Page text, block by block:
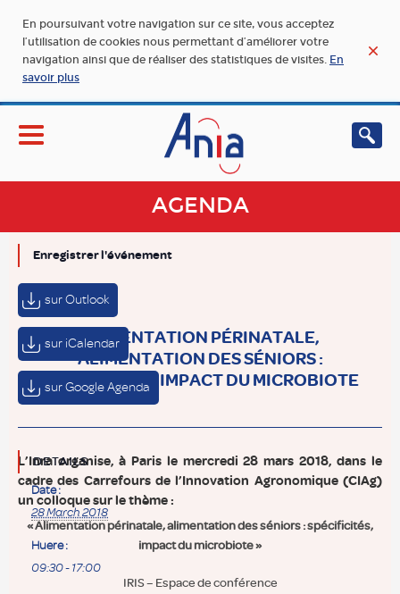
En poursuivant votre navigation sur ce site, vous acceptez
l’utilisation de cookies nous permettant d’améliorer votre
navigation ainsi que de réaliser des statistiques de visites. En
savoir plus
AGENDA
ALIMENTATION PÉRINATALE,
ALIMENTATION DES SÉNIORS :
SPÉCIFICITÉS, IMPACT DU MICROBIOTE
L’Inra organise, à Paris le mercredi 28 mars 2018, dans le
cadre des Carrefours de l’Innovation Agronomique (CIAg)
un colloque sur le thème :
Enregistrer l'événement
sur Outlook
sur iCalendar
sur Google Agenda
DETAILS
Date :
28 March 2018
Huere :
09:30 - 17:00
« Alimentation périnatale, alimentation des séniors : spécificités,
impact du microbiote »
IRIS – Espace de conférence